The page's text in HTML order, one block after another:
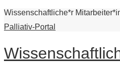
Wissenschaftliche*r
Palliativ-Portal